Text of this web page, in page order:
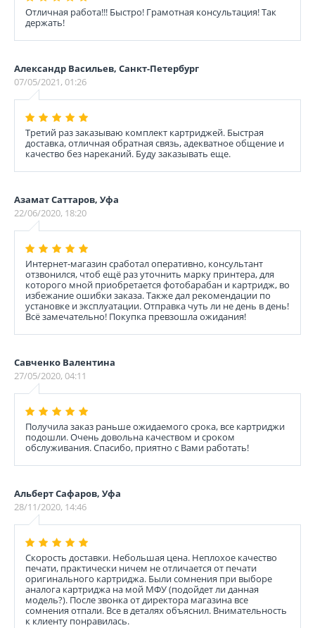
Отличная работа!!! Быстро! Грамотная консультация! Так
держать!
Александр Васильев, Санкт-Петербург
07/05/2021, 01:26
Третий раз заказываю комплект картриджей. Быстрая
доставка, отличная обратная связь, адекватное общение и
качество без нареканий. Буду заказывать еще.
Азамат Саттаров, Уфа
22/06/2020, 18:20
Интернет-магазин сработал оперативно, консультант
отзвонился, чтоб ещё раз уточнить марку принтера, для
которого мной приобретается фотобарабан и картридж, во
избежание ошибки заказа. Также дал рекомендации по
установке и эксплуатации. Отправка чуть ли не день в день!
Всё замечательно! Покупка превзошла ожидания!
Савченко Валентина
27/05/2020, 04:11
Получила заказ раньше ожидаемого срока, все картриджи
подошли. Очень довольна качеством и сроком
обслуживания. Спасибо, приятно с Вами работать!
Альберт Сафаров, Уфа
28/11/2020, 14:46
Скорость доставки. Небольшая цена. Неплохое качество
печати, практически ничем не отличается от печати
оригинального картриджа. Были сомнения при выборе
аналога картриджа на мой МФУ (подойдет ли данная
модель?). После звонка от директора магазина все
сомнения отпали. Все в деталях объяснил. Внимательность
к клиенту понравилась.